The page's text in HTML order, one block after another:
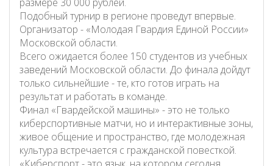
Подобный турнир в регионе проведут впервые.
Организатор - «Молодая Гвардия Единой России»
Московской области.
Всего ожидается более 150 студентов из учебных
заведений Московской области. До финала дойдут
только сильнейшие - те, кто готов играть на
результат и работать в команде.
Финал «Гвардейской машины» - это не только
киберспортивные матчи, но и интерактивные зоны,
живое общение и пространство, где молодежная
культура встречается с гражданской повесткой.